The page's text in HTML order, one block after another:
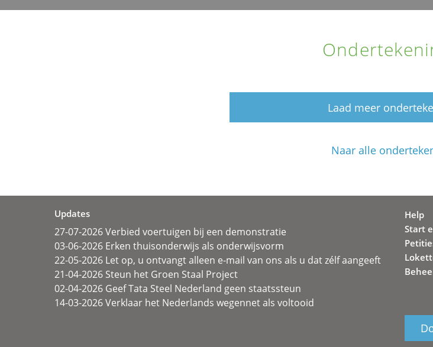
Laad meer
Naar alle
Updates
27-07-2026 Verbied voertuigen bij een demonstratie
03-06-2026 Erken thuisonderwijs als onderwijsvorm
22-05-2026 Let op, u ontvangt alleen e-mail van ons als u dat zélf aangeeft
21-04-2026 Steun het Groen Staal Project
02-04-2026 Geef Tata Steel Nederland geen staatssteun
14-03-2026 Verklaar het Nederlands wegennet als voltooid
Help
Start